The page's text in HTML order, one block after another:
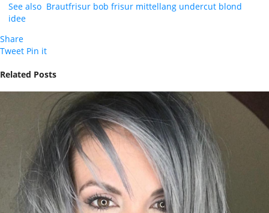
See also Brautfrisur bob frisur mittellang undercut blond
idee
Share
Tweet Pin it
Related Posts